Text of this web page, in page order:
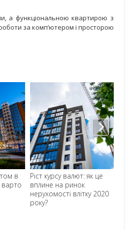
а функціональною квартирою з
за комп’ютером і просторою
в
Ріст курсу валют: як це
вплине на ринок
нерухомості влітку 2020
року?